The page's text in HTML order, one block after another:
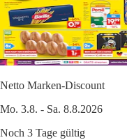
Netto Marken-Discount
Mo. 3.8. - Sa. 8.8.2026
Noch 3 Tage gültig